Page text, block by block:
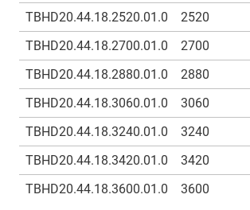
TBHD20.44.18.2520.01.0
2520
TBHD20.44.18.2700.01.0
2700
TBHD20.44.18.2880.01.0
2880
TBHD20.44.18.3060.01.0
3060
TBHD20.44.18.3240.01.0
3240
TBHD20.44.18.3420.01.0
3420
TBHD20.44.18.3600.01.0
3600